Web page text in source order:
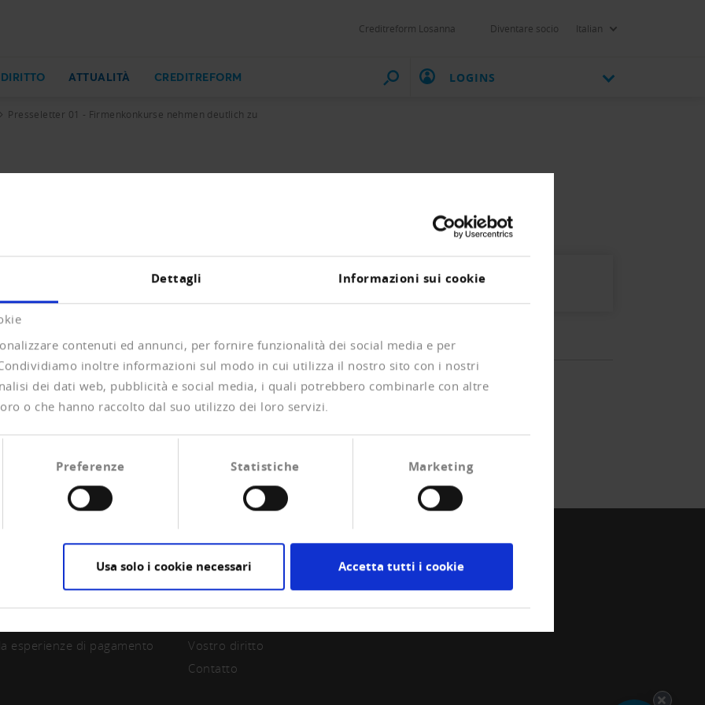
Dettagli Informazioni sui cookie
contenuti ed annunci, per fornire funzionalità dei social media e per
inoltre informazioni sul modo in cui utilizza il nostro sito con i nostri
dei dati web, pubblicità e social media, i quali potrebbero combinarle con altre
o che hanno raccolto dal suo utilizzo dei loro servizi.
Preferenze Statistiche Marketing
Usa solo i cookie necessari Accetta tutti i cookie
Creditreform Losanna Diventare socio Italian
ATTUALITÀ CREDITREFORM LOGINS
Presseletter 01 - Firmenkonkurse nehmen deutlich zu
nehmen deutlich zu
und Löschungen von Firmen seit Anfang Jahr.
esperienze di pagamento
CREDITREFORM
Vostro diritto
Contatto